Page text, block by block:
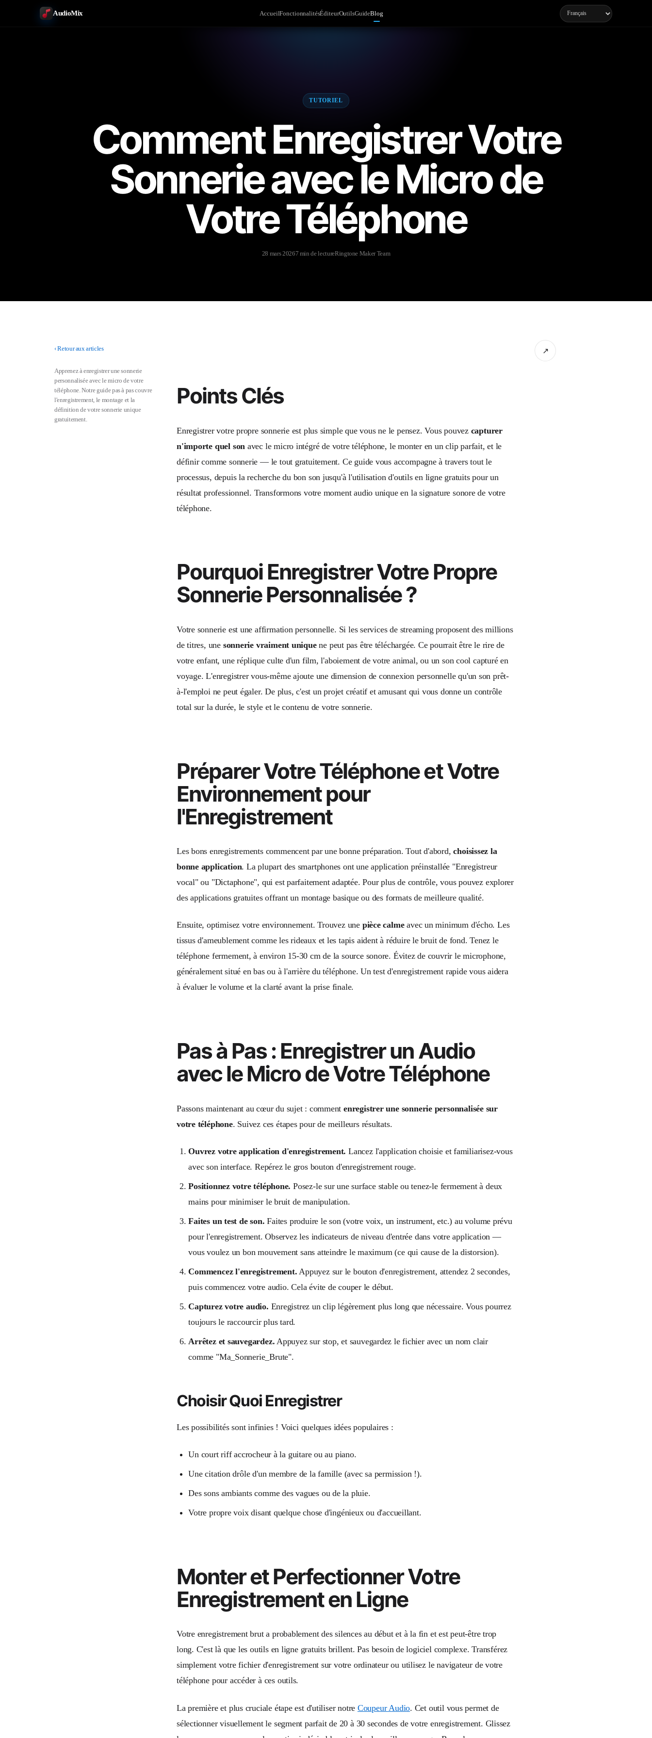
AudioMix AccueilFonctionnalitésÉditeurOutilsGuideBlog
TUTORIEL
Comment Enregistrer Votre
Sonnerie avec le Micro de
Votre Téléphone
28 mars 20267 min de lectureRingtone Maker Team
‹Retour aux articles
Apprenez à enregistrer une sonnerie
personnalisée avec le micro de votre
téléphone. Notre guide pas à pas couvre
l'enregistrement, le montage et la
définition de votre sonnerie unique
gratuitement.
Points Clés
Enregistrer votre propre sonnerie est plus simple que vous ne le pensez. Vous pouvez capturer
n'importe quel son avec le micro intégré de votre téléphone, le monter en un clip parfait, et le
définir comme sonnerie — le tout gratuitement. Ce guide vous accompagne à travers tout le
processus, depuis la recherche du bon son jusqu'à l'utilisation d'outils en ligne gratuits pour un
résultat professionnel. Transformons votre moment audio unique en la signature sonore de votre
téléphone.
Pourquoi Enregistrer Votre Propre
Sonnerie Personnalisée ?
Votre sonnerie est une affirmation personnelle. Si les services de streaming proposent des millions
de titres, une sonnerie vraiment uniquene peut pas être téléchargée. Ce pourrait être le rire de
votre enfant, une réplique culte d'un film, l'aboiement de votre animal, ou un son cool capturé en
voyage. L'enregistrer vous-même ajoute une dimension de connexion personnelle qu'un son prêt-
à-l'emploi ne peut égaler. De plus, c'est un projet créatif et amusant qui vous donne un contrôle
total sur la durée, le style et le contenu de votre sonnerie.
Préparer Votre Téléphone et Votre
Environnement pour
l'Enregistrement
Les bons enregistrements commencent par une bonne préparation. Tout d'abord,choisissez la
bonne application. La plupart des smartphones ont une application préinstallée "Enregistreur
vocal" ou "Dictaphone", qui est parfaitement adaptée. Pour plus de contrôle, vous pouvez explorer
des applications gratuites offrant un montage basique ou des formats de meilleure qualité.
Ensuite, optimisez votre environnement. Trouvez une pièce calmeavec un minimum d'écho. Les
tissus d'ameublement comme les rideaux et les tapis aident à réduire le bruit de fond. Tenez le
téléphone fermement, à environ 15-30 cm de la source sonore. Évitez de couvrir le microphone,
généralement situé en bas ou à l'arrière du téléphone. Un test d'enregistrement rapide vous aidera
à évaluer le volume et la clarté avant la prise finale.
Pas à Pas : Enregistrer un Audio
avec le Micro de Votre Téléphone
Passons maintenant au cœur du sujet : commentenregistrer une sonnerie personnalisée sur
votre téléphone. Suivez ces étapes pour de meilleurs résultats.
Ouvrez votre application d'enregistrement. Lancez l'application choisie et familiarisez-vous
avec son interface. Repérez le gros bouton d'enregistrement rouge.
Positionnez votre téléphone. Posez-le sur une surface stable ou tenez-le fermement à deux
mains pour minimiser le bruit de manipulation.
Faites un test de son. Faites produire le son (votre voix, un instrument, etc.) au volume prévu
pour l'enregistrement. Observez les indicateurs de niveau d'entrée dans votre application —
vous voulez un bon mouvement sans atteindre le maximum (ce qui cause de la distorsion).
Commencez l'enregistrement. Appuyez sur le bouton d'enregistrement, attendez 2 secondes,
puis commencez votre audio. Cela évite de couper le début.
Capturez votre audio. Enregistrez un clip légèrement plus long que nécessaire. Vous pourrez
toujours le raccourcir plus tard.
Arrêtez et sauvegardez. Appuyez sur stop, et sauvegardez le fichier avec un nom clair
comme "Ma_Sonnerie_Brute".
Choisir Quoi Enregistrer
Les possibilités sont infinies ! Voici quelques idées populaires :
Un court riff accrocheur à la guitare ou au piano.
Une citation drôle d'un membre de la famille (avec sa permission !).
Des sons ambiants comme des vagues ou de la pluie.
Votre propre voix disant quelque chose d'ingénieux ou d'accueillant.
Monter et Perfectionner Votre
Enregistrement en Ligne
Votre enregistrement brut a probablement des silences au début et à la fin et est peut-être trop
long. C'est là que les outils en ligne gratuits brillent. Pas besoin de logiciel complexe. Transférez
simplement votre fichier d'enregistrement sur votre ordinateur ou utilisez le navigateur de votre
téléphone pour accéder à ces outils.
La première et plus cruciale étape est d'utiliser notre Coupeur Audio. Cet outil vous permet de
sélectionner visuellement le segment parfait de 20 à 30 secondes de votre enregistrement. Glissez
↗